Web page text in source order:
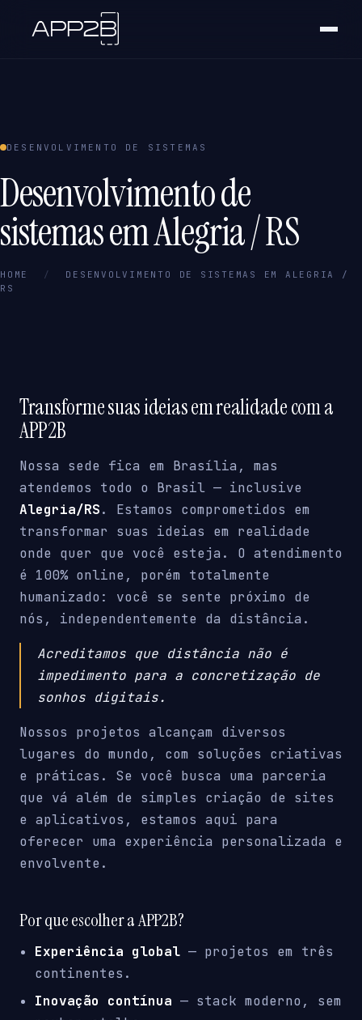
DESENVOLVIMENTO DE SISTEMAS
Desenvolvimento de
sistemas em Alegria / RS
HOME /
DESENVOLVIMENTO DE SISTEMAS EM ALEGRIA /
RS
Transforme suas ideias em realidade com a
APP2B
Nossa sede fica em Brasília, mas
atendemos todo o Brasil — inclusive
Alegria/RS. Estamos comprometidos em
transformar suas ideias em realidade
onde quer que você esteja. O atendimento
é 100% online, porém totalmente
humanizado: você se sente próximo de
nós, independentemente da distância.
Acreditamos que distância não é
impedimento para a concretização de
sonhos digitais.
Nossos projetos alcançam diversos
lugares do mundo, com soluções criativas
e práticas. Se você busca uma parceria
que vá além de simples criação de sites
e aplicativos, estamos aqui para
oferecer uma experiência personalizada e
envolvente.
Por que escolher a APP2B?
Experiência global — projetos em três
continentes.
Inovação contínua — stack moderno, sem